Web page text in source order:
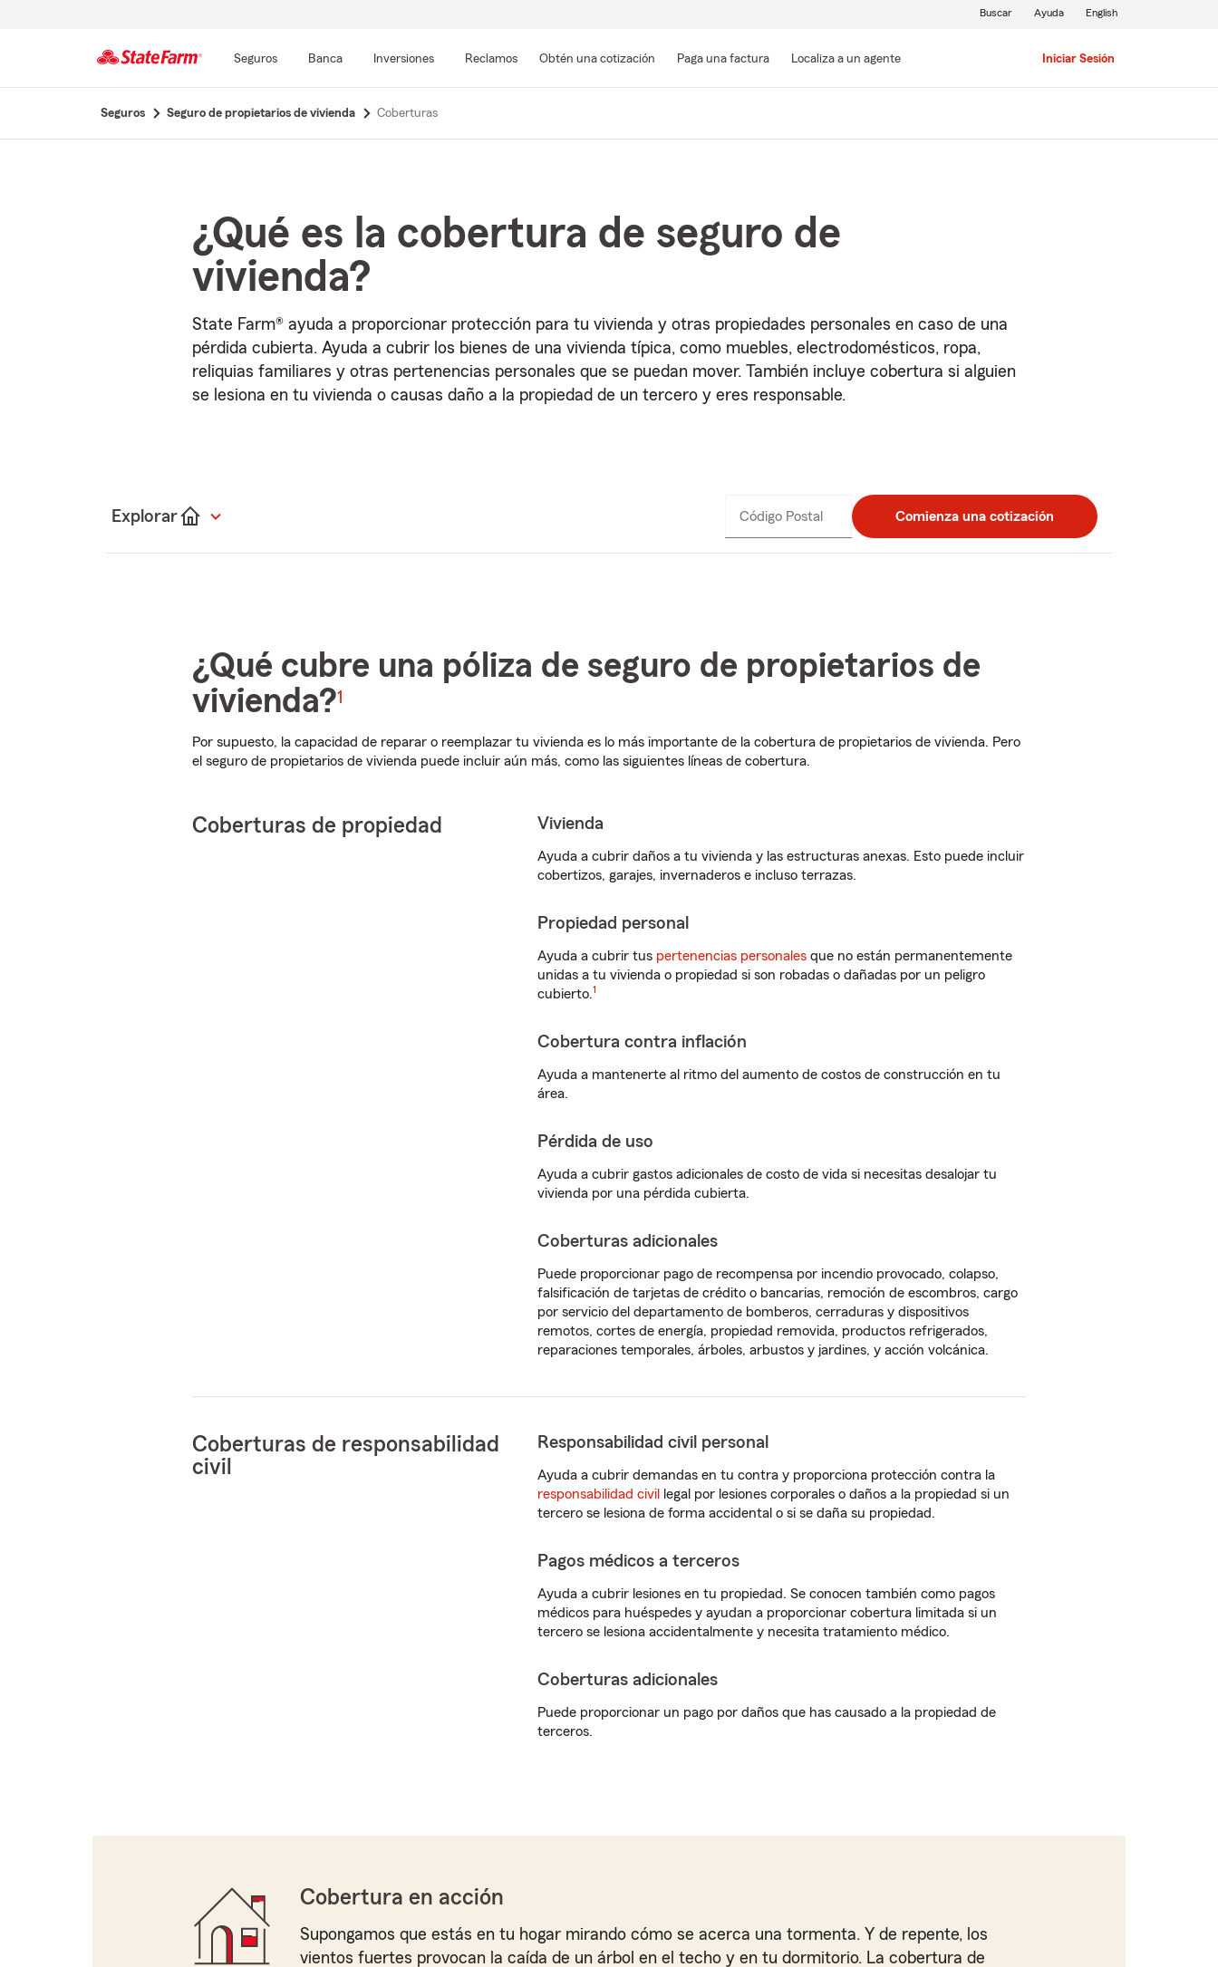
contenido
Seguros Banca Inversiones Reclamos Obtén una cotización Paga una factura Localiza a un agente Iniciar Sesión
Buscar Ayuda English
Seguros Seguro de propietarios de vivienda Coberturas
¿Qué es la cobertura de seguro de
vivienda?
State Farm® ayuda a proporcionar protección para tu vivienda y otras propiedades personales en caso de una
pérdida cubierta. Ayuda a cubrir los bienes de una vivienda típica, como muebles, electrodomésticos, ropa,
reliquias familiares y otras pertenencias personales que se puedan mover. También incluye cobertura si alguien
se lesiona en tu vivienda o causas daño a la propiedad de un tercero y eres responsable.
Explorar Código Postal Comienza una cotización
¿Qué cubre una póliza de seguro de propietarios de
vivienda?1
Por supuesto, la capacidad de reparar o reemplazar tu vivienda es lo más importante de la cobertura de propietarios de vivienda. Pero
el seguro de propietarios de vivienda puede incluir aún más, como las siguientes líneas de cobertura.
Coberturas de propiedad Vivienda
Ayuda a cubrir daños a tu vivienda y las estructuras anexas. Esto puede incluir
cobertizos, garajes, invernaderos e incluso terrazas.
Propiedad personal
Ayuda a cubrir tus pertenencias personalesque no están permanentemente
unidas a tu vivienda o propiedad si son robadas o dañadas por un peligro
cubierto.1
Cobertura contra inflación
Ayuda a mantenerte al ritmo del aumento de costos de construcción en tu
área.
Pérdida de uso
Ayuda a cubrir gastos adicionales de costo de vida si necesitas desalojar tu
vivienda por una pérdida cubierta.
Coberturas adicionales
Puede proporcionar pago de recompensa por incendio provocado, colapso,
falsificación de tarjetas de crédito o bancarias, remoción de escombros, cargo
por servicio del departamento de bomberos, cerraduras y dispositivos
remotos, cortes de energía, propiedad removida, productos refrigerados,
reparaciones temporales, árboles, arbustos y jardines, y acción volcánica.
Coberturas de responsabilidad
civil
Responsabilidad civil personal
Ayuda a cubrir demandas en tu contra y proporciona protección contra la
responsabilidad civil
legal por lesiones corporales o daños a la propiedad si un
tercero se lesiona de forma accidental o si se daña su propiedad.
Pagos médicos a terceros
Ayuda a cubrir lesiones en tu propiedad. Se conocen también como pagos
médicos para huéspedes y ayudan a proporcionar cobertura limitada si un
tercero se lesiona accidentalmente y necesita tratamiento médico.
Coberturas adicionales
Puede proporcionar un pago por daños que has causado a la propiedad de
terceros.
Cobertura en acción
Supongamos que estás en tu hogar mirando cómo se acerca una tormenta. Y de repente, los
vientos fuertes provocan la caída de un árbol en el techo y en tu dormitorio. La cobertura de